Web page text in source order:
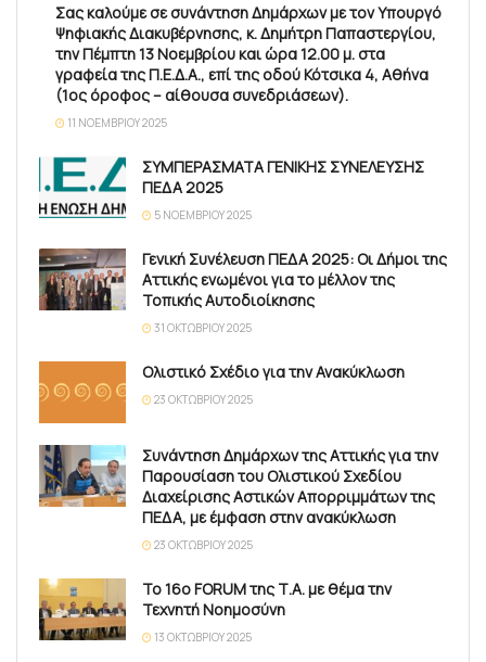
Σας καλούμε σε συνάντηση Δημάρχων με τον Υπουργό
Ψηφιακής Διακυβέρνησης, κ. Δημήτρη Παπαστεργίου,
την Πέμπτη 13 Νοεμβρίου και ώρα 12.00 μ. στα
γραφεία της Π.Ε.Δ.Α., επί της οδού Κότσικα 4, Αθήνα
(1ος όροφος – αίθουσα συνεδριάσεων).
11 ΝΟΕΜΒΡΊΟΥ 2025
ΣΥΜΠΕΡΑΣΜΑΤΑ ΓΕΝΙΚΗΣ ΣΥΝΕΛΕΥΣΗΣ
ΠΕΔΑ 2025
5 ΝΟΕΜΒΡΊΟΥ 2025
Γενική Συνέλευση ΠΕΔΑ 2025: Οι Δήμοι της
Αττικής ενωμένοι για το μέλλον της
Τοπικής Αυτοδιοίκησης
31 ΟΚΤΩΒΡΊΟΥ 2025
Ολιστικό Σχέδιο για την Ανακύκλωση
23 ΟΚΤΩΒΡΊΟΥ 2025
Συνάντηση Δημάρχων της Αττικής για την
Παρουσίαση του Ολιστικού Σχεδίου
Διαχείρισης Αστικών Απορριμμάτων της
ΠΕΔΑ, με έμφαση στην ανακύκλωση
23 ΟΚΤΩΒΡΊΟΥ 2025
Το 16ο FORUM της Τ.Α. με θέμα την
Τεχνητή Νοημοσύνη
13 ΟΚΤΩΒΡΊΟΥ 2025